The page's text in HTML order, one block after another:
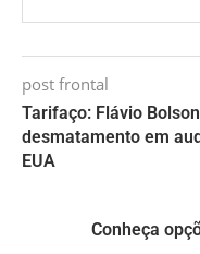
post frontal
Tarifaço: Flávio
desmatamento em
EUA
Conheça